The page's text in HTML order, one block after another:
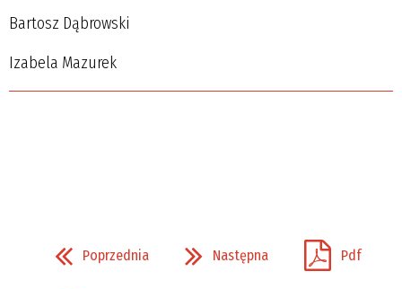
Bartosz Dąbrowski
Izabela Mazurek
Poprzednia Następna Pdf